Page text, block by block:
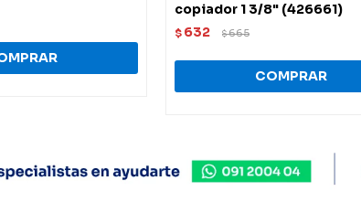
copiador 1 3/8" (426661)
$ 632 $665